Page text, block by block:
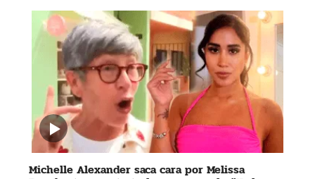
Michelle Alexander saca cara por Melissa